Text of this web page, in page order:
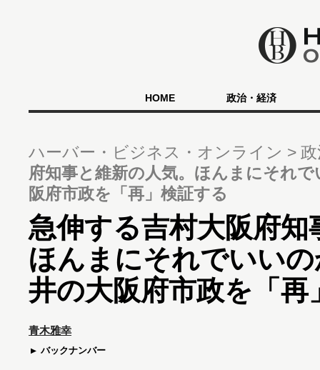
HOME 政治・経済
ハーバー・ビジネス・オンライン
府知事と維新の人気。ほんまにそれ
阪府市政を「再」検証する
急伸する吉村大阪府
ほんまにそれでいい
井の大阪府市政を「再
青木雅幸
バックナンバー